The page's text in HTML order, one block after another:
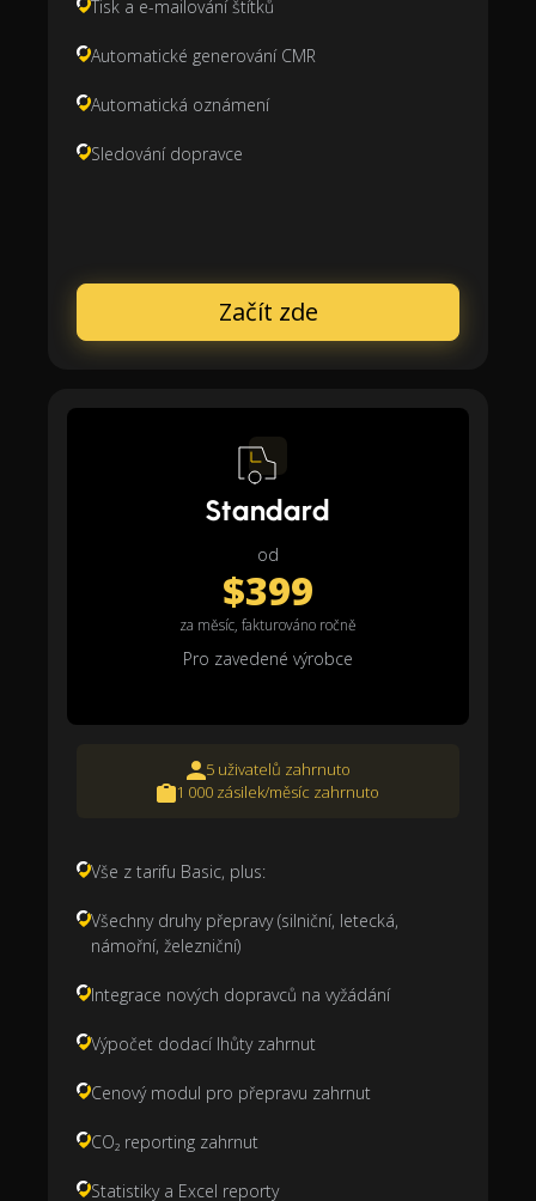
Tisk a e-mailování štítků
Automatické generování CMR
Automatická oznámení
Sledování dopravce
Začít zde
Standard
od
$399
za měsíc, fakturováno ročně
Pro zavedené výrobce
5 uživatelů zahrnuto
1 000 zásilek/měsíc zahrnuto
Vše z tarifu Basic, plus:
Všechny druhy přepravy (silniční, letecká,
námořní, železniční)
Integrace nových dopravců na vyžádání
Výpočet dodací lhůty zahrnut
Cenový modul pro přepravu zahrnut
CO₂ reporting zahrnut
Statistiky a Excel reporty